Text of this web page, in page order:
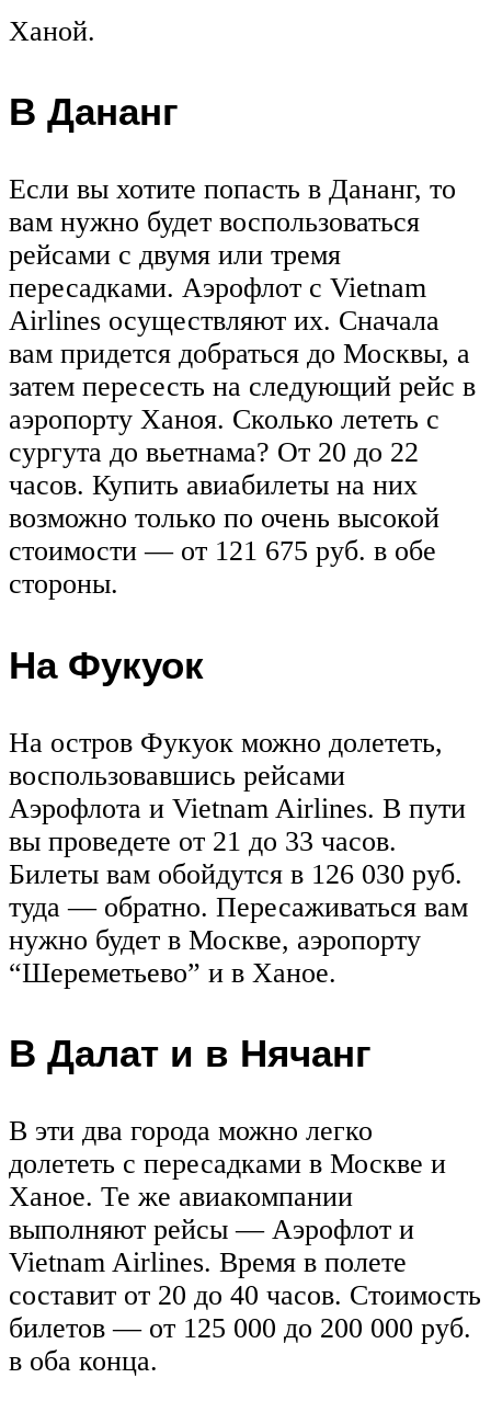
Ханой.
В Дананг
Если вы хотите попасть в Дананг, то
вам нужно будет воспользоваться
рейсами с двумя или тремя
пересадками. Аэрофлот с Vietnam
Airlines осуществляют их. Сначала
вам придется добраться до Москвы, а
затем пересесть на следующий рейс в
аэропорту Ханоя. Сколько лететь с
сургута до вьетнама? От 20 до 22
часов. Купить авиабилеты на них
возможно только по очень высокой
стоимости — от 121 675 руб. в обе
стороны.
На Фукуок
На остров Фукуок можно долететь,
воспользовавшись рейсами
Аэрофлота и Vietnam Airlines. В пути
вы проведете от 21 до 33 часов.
Билеты вам обойдутся в 126 030 руб.
туда — обратно. Пересаживаться вам
нужно будет в Москве, аэропорту
“Шереметьево” и в Ханое.
В Далат и в Нячанг
В эти два города можно легко
долететь с пересадками в Москве и
Ханое. Те же авиакомпании
выполняют рейсы — Аэрофлот и
Vietnam Airlines. Время в полете
составит от 20 до 40 часов. Стоимость
билетов — от 125 000 до 200 000 руб.
в оба конца.